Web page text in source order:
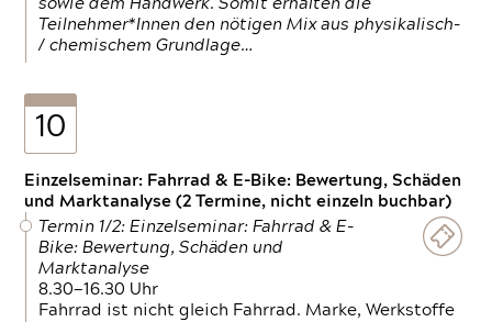
sowie dem Handwerk. Somit erhalten die
Teilnehmer*Innen den nötigen Mix aus physikalisch-
/ chemischem Grundlage…
10
Einzelseminar: Fahrrad & E-Bike: Bewertung, Schäden
und Marktanalyse (2 Termine, nicht einzeln buchbar)
Termin 1/2: Einzelseminar: Fahrrad & E-
Bike: Bewertung, Schäden und
Marktanalyse
8.30—16.30 Uhr
Fahrrad ist nicht gleich Fahrrad. Marke, Werkstoffe